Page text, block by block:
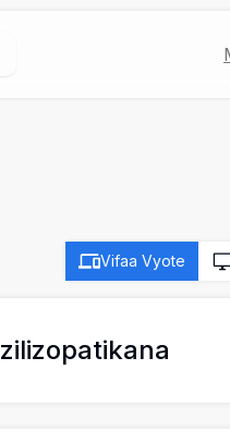
Vifaa Vyote